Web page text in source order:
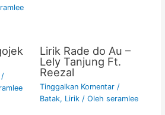
/
Lirik Rade do Au –
Lely Tanjung Ft.
Reezal
Tinggalkan Komentar /
Batak, Lirik/ Oleh seramlee